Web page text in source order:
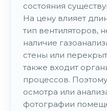
состояния
На цену влияет
тип вентиляторов,
наличие
стены или
также входит
процессов.
осмотра или
фотографии